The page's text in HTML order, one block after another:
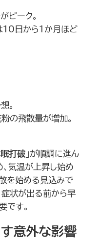
ピーク。
10日から1か月ほど
。
の飛散量が増加。
眠打破」が順調に進ん
気温が上昇し始め
を始める見込みで
症状が出る前から早
です。
意外な影響